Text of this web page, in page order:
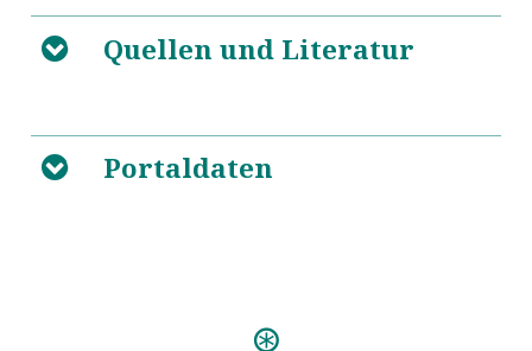
B Quellen und Literatur
https://de.wikipedia.org/wiki/K%C3%B6nigin_Ester
Musik und Bibel. 111 Figuren
B Portaldaten